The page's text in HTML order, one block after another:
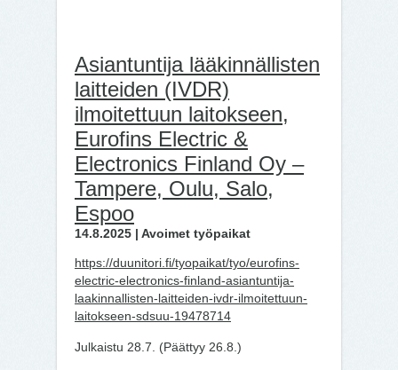
Asiantuntija lääkinnällisten
laitteiden (IVDR)
ilmoitettuun laitokseen,
Eurofins Electric &
Electronics Finland Oy –
Tampere, Oulu, Salo,
Espoo
14.8.2025 | Avoimet työpaikat
https://duunitori.fi/tyopaikat/tyo/eurofins-
electric-electronics-finland-asiantuntija-
laakinnallisten-laitteiden-ivdr-ilmoitettuun-
laitokseen-sdsuu-19478714
Julkaistu 28.7. (Päättyy 26.8.)